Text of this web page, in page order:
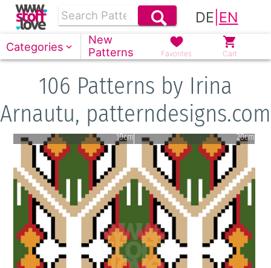
DE EN
Categories
New
Patterns
Favorites Cart
106 Patterns by Irina
Arnautu, patterndesigns.com
10cm 20cm